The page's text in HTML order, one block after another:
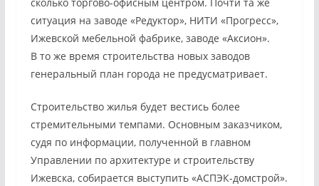
сколько торгово-офисным центром. Почти та же
ситуация на заводе «Редуктор», НИТИ «Прогресс»,
Ижевской мебельной фабрике, заводе «Аксион».
В то же время строительства новых заводов
генеральный план города не предусматривает.
Строительство жилья будет вестись более
стремительными темпами. Основным заказчиком,
судя по информации, полученной в главном
Управлении по архитектуре и строительству
Ижевска, собирается выступить «АСПЭК-домстрой».